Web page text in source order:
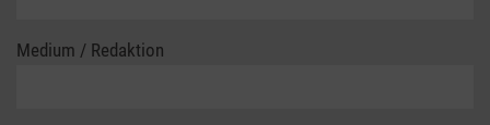
Medium / Redaktion